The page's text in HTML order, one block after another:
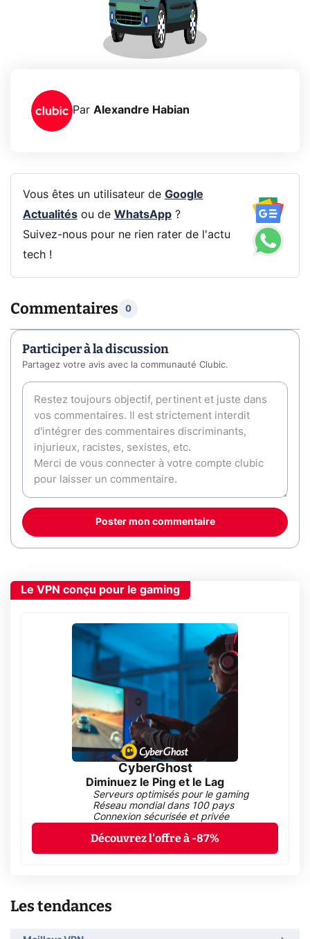
Par Alexandre Habian
Vous êtes un utilisateur de Google
Actualitésou de WhatsApp?
Suivez-nous pour ne rien rater de l'actu
tech !
Commentaires 0
Participer à la discussion
Partagez votre avis avec la communauté Clubic.
Poster mon commentaire
Le VPN conçu pour le gaming
CyberGhost
Diminuez le Ping et le Lag
Serveurs optimisés pour le gaming
Réseau mondial dans 100 pays
Connexion sécurisée et privée
Découvrez l'offre à -87%
Les tendances